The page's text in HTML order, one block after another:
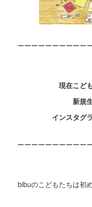
ーーーーーーーーーー
現在こど
新規
インスタグ
ーーーーーーーーーー
bibuのこどもたちは初